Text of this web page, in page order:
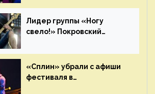
Лидер группы «Ногу
свело!» Покровский
иноагента
«Сплин» убрали с афиши
фестиваля в